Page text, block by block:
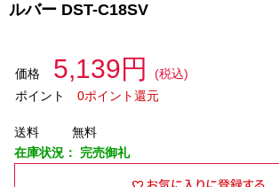
ルバー DST-C18SV
価格 5,139円
(税込)
ポイント
0ポイント還元
送料
無料
在庫状況： 完売御礼